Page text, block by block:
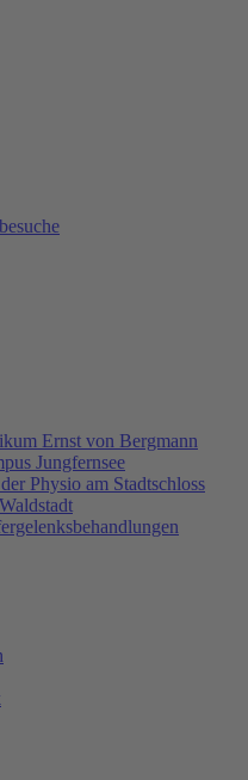
Ernst von Bergmann
Jungfernsee
Physio am Stadtschloss